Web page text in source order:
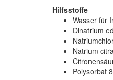
Hilfsstoffe
Wasser für
Dinatrium
Natrium
Polysorbat